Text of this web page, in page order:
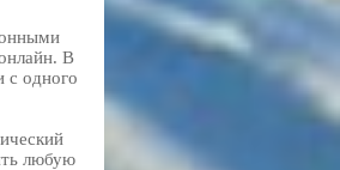
В
с одного
любую